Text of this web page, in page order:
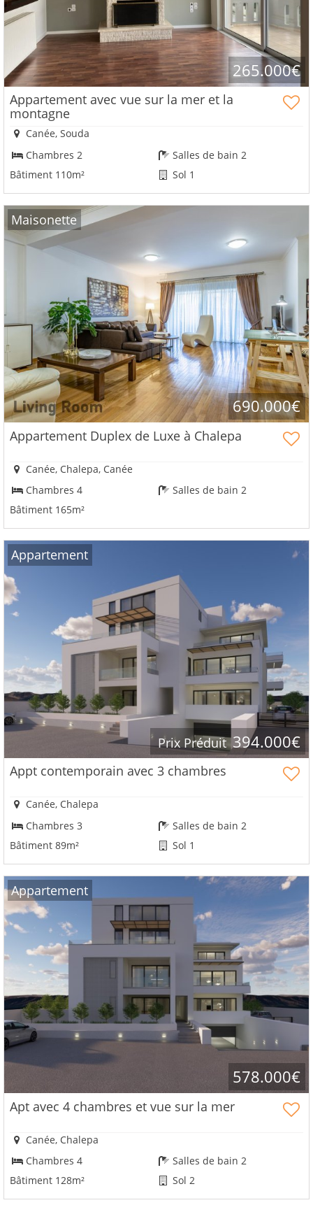
265.000€
Appartement avec vue sur la mer et la
montagne
Canée, Souda
Chambres 2
Salles de bain 2
Bâtiment 110m²
Sol 1
Maisonette
690.000€
Appartement Duplex de Luxe à Chalepa
Canée, Chalepa, Canée
Chambres 4
Salles de bain 2
Bâtiment 165m²
Αppartement
Prix Ρréduit394.000€
Appt contemporain avec 3 chambres
Canée, Chalepa
Chambres 3
Salles de bain 2
Bâtiment 89m²
Sol 1
Αppartement
578.000€
Apt avec 4 chambres et vue sur la mer
Canée, Chalepa
Chambres 4
Salles de bain 2
Bâtiment 128m²
Sol 2